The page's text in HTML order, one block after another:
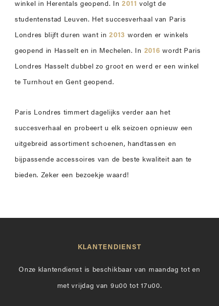
winkel in Herentals geopend. In2011 volgt de
studentenstad Leuven. Het succesverhaal van Paris
Londres blijft duren want in2013 worden er winkels
geopend in Hasselt en in Mechelen. In 2016 wordt Paris
Londres Hasselt dubbel zo groot en werd er een winkel
te Turnhout en Gent geopend.
Paris Londres timmert dagelijks verder aan het
succesverhaal en probeert u elk seizoen opnieuw een
uitgebreid assortiment schoenen, handtassen en
bijpassende accessoires van de beste kwaliteit aan te
bieden. Zeker een bezoekje waard!
KLANTENDIENST
Onze klantendienst is beschikbaar van maandag tot en
met vrijdag van 9u00 tot 17u00.